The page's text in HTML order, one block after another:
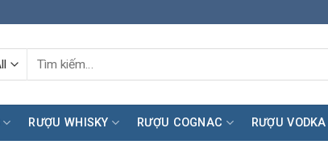
Tìm
RƯỢU WHISKY RƯỢU COGNAC RƯỢU VODKA